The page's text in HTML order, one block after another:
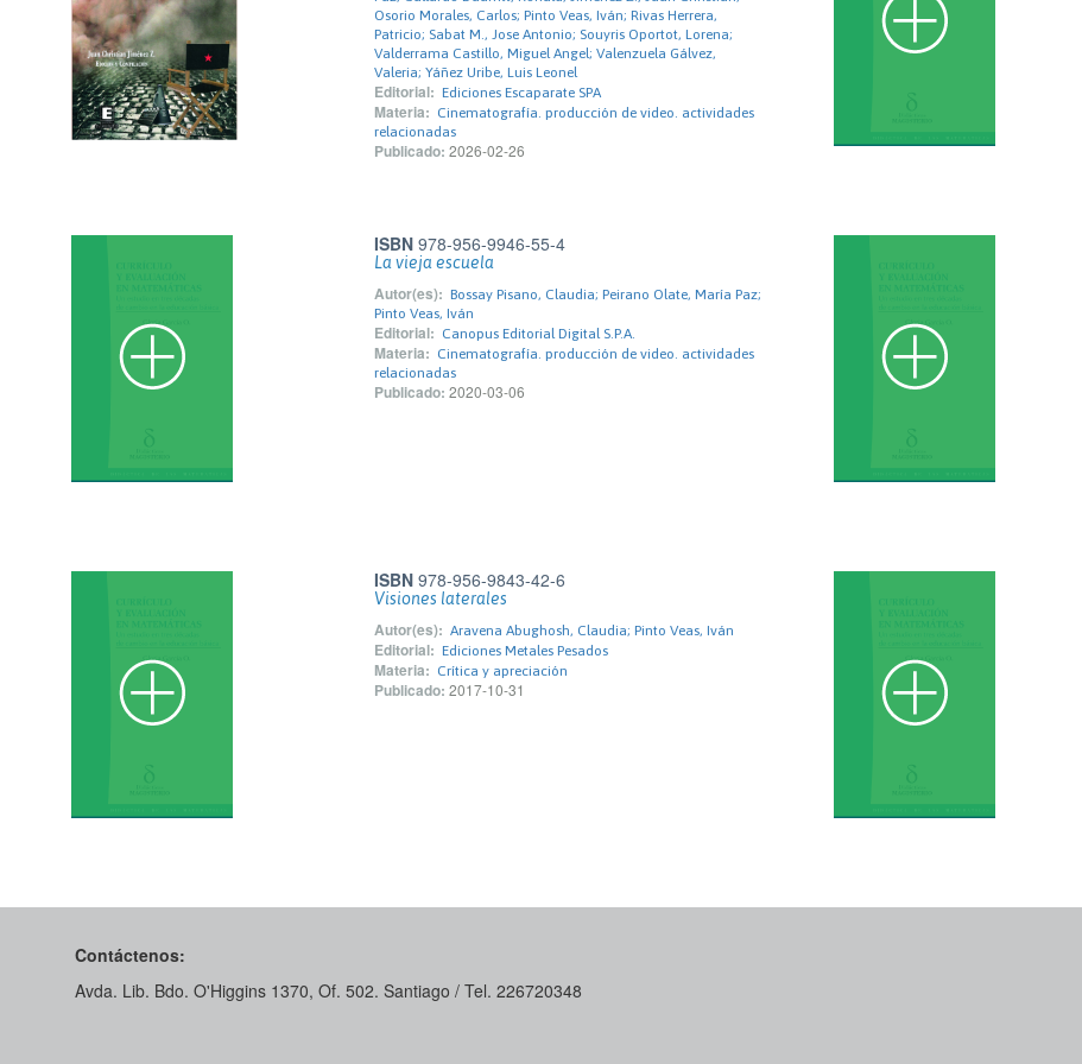
Osorio Morales, Carlos; Pinto Veas, Iván; Rivas Herrera,
Patricio; Sabat M., Jose Antonio; Souyris Oportot, Lorena;
Valderrama Castillo, Miguel Angel; Valenzuela Gálvez,
Valeria; Yáñez Uribe, Luis Leonel
Editorial: Ediciones Escaparate SPA
Materia: Cinematografía. producción de video. actividades
relacionadas
Publicado: 2026-02-26
ISBN 978-956-9946-55-4
La vieja escuela
Autor(es): Bossay Pisano, Claudia; Peirano Olate, María Paz;
Pinto Veas, Iván
Editorial: Canopus Editorial Digital S.P.A.
Materia: Cinematografía. producción de video. actividades
relacionadas
Publicado: 2020-03-06
ISBN 978-956-9843-42-6
Visiones laterales
Autor(es): Aravena Abughosh, Claudia; Pinto Veas, Iván
Editorial: Ediciones Metales Pesados
Materia: Crítica y apreciación
Publicado: 2017-10-31
Contáctenos:
Avda. Lib. Bdo. O'Higgins 1370, Of. 502. Santiago / Tel. 226720348